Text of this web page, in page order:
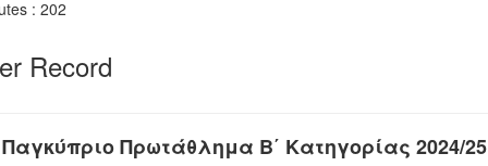
: 202
Record
Παγκύπριο Πρωτάθλημα Β΄ Κατηγορίας 2024/25